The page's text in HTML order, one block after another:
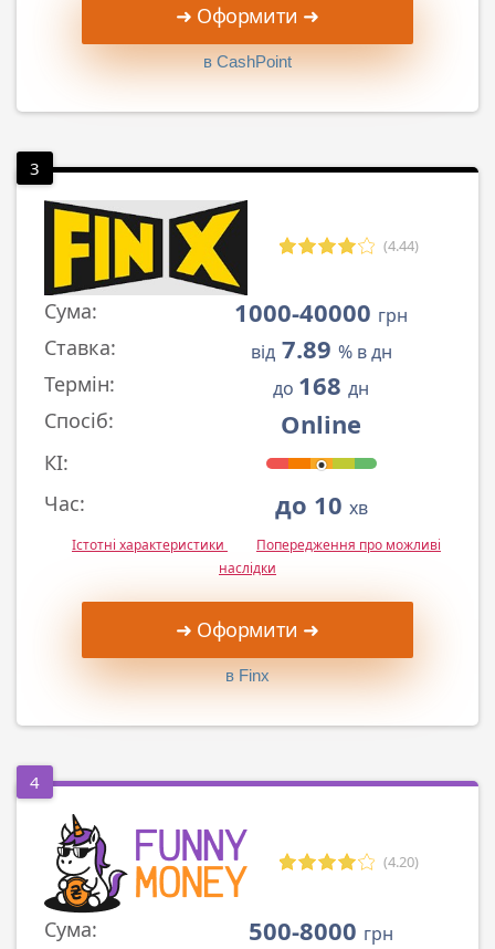
➜ Оформити ➜
в CashPoint
3
(4.44)
Сума: 1000-40000 грн
Ставка: від7.89 % в дн
Термін: до 168 дн
Спосіб: Online
КІ:
Час:
до 10 хв
Істотні характеристики
Попередження про можливі
наслідки
➜ Оформити ➜
в Finx
4
(4.20)
Сума: 500-8000 грн